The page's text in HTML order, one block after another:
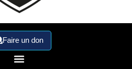
Faire un don